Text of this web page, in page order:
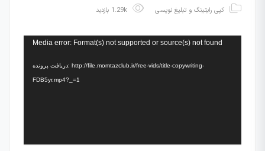
کپی رایتینگ و تبلیغ نویسی
نمایشگرMedia error: Format(s) not supported or source(s) not found
دریافت پرونده: http://file.momtazclub.ir/free-vids/title-copywriting-
FDB5yr.mp4?_=1